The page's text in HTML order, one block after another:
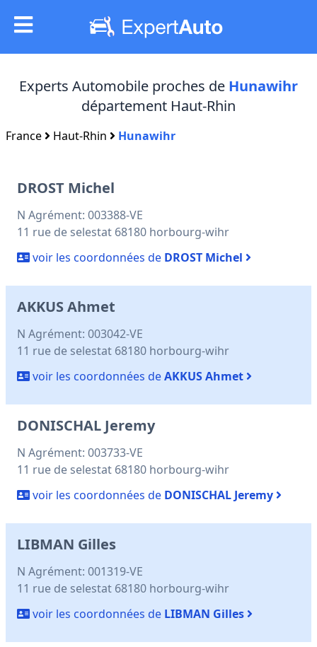
Experts Automobile proches de Hunawihr
département Haut-Rhin
France Haut-Rhin Hunawihr
DROST Michel
N Agrément: 003388-VE
11 rue de selestat 68180 horbourg-wihr
voir les coordonnées de DROST Michel
AKKUS Ahmet
N Agrément: 003042-VE
11 rue de selestat 68180 horbourg-wihr
voir les coordonnées deAKKUS Ahmet
DONISCHAL Jeremy
N Agrément: 003733-VE
11 rue de selestat 68180 horbourg-wihr
voir les coordonnées de DONISCHAL Jeremy
LIBMAN Gilles
N Agrément: 001319-VE
11 rue de selestat 68180 horbourg-wihr
voir les coordonnées de LIBMAN Gilles